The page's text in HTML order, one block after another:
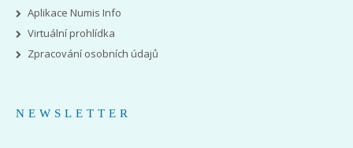
Aplikace Numis Info
Virtuální prohlídka
Zpracování osobních údajů
NEWSLETTER